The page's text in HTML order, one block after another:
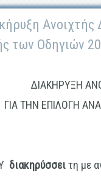
Ανοιχτής
των Οδηγιών
ΔΙΑΚΗΡΥΞΗ
ΓΙΑ ΤΗΝ ΕΠΙΛΟΓΗ
διακηρύσσειτη με